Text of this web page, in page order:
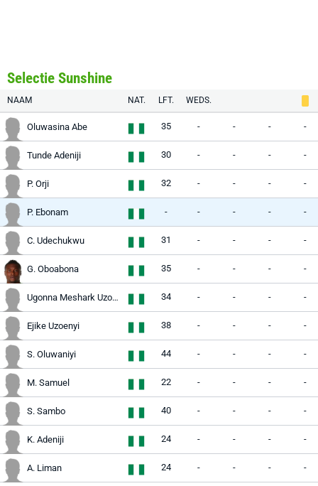
Selectie Sunshine
NAAM NAT. LFT. WEDS.
Oluwasina Abe 35 - - - -
Tunde Adeniji 30 - - - -
P. Orji 32 - - - -
P. Ebonam - - - - -
C. Udechukwu 31 - - - -
G. Oboabona 35 - - - -
Ugonna Meshark Uzochukwu 34 - - - -
Ejike Uzoenyi 38 - - - -
S. Oluwaniyi 44 - - - -
M. Samuel 22 - - - -
S. Sambo 40 - - - -
K. Adeniji 24 - - - -
A. Liman 24 - - - -